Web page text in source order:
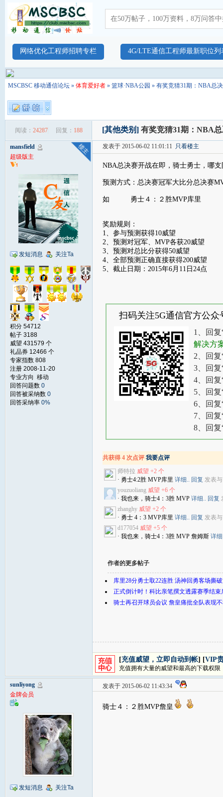
网络优化工程师招聘专栏 4G/LTE通信工程师最新职位列
MSCBSC 移动通信论坛 » 体育爱好者 » 篮球·NBA公园 » 有奖竞猜31期：NBA总
阅读： 24287 回复： 188 [其他类别] 有奖竞猜31期：NBA
mansfield
超级版主
发短消息 关注Ta
积分 54712
帖子 3188
威望 431579 个
礼品券 12466 个
专家指数 808
注册 2008-11-20
专业方向 移动
回答问题数 0
回答被采纳数 0
回答采纳率 0%
发表于 2015-06-02 11:01:11 只看楼主
NBA总决赛开战在即，骑士勇士，哪
预测方式：总决赛冠军大比分总决赛
如 勇士４：２胜MVP库里
奖励规则：
1、参与预测获得10威望
2、预测对冠军、MVP各获20威望
3、预测对总比分获得50威望
4、全部预测正确直接获得200威望
5、截止日期：2015年6月11日24点
扫码关注5G通信官方公
1、回复
解决方
2、回复
3、回复
4、回复
5、回复
6、回复
7、回复
8、回复
共获得 4 次点评 我要点评
师特拉 威望 +2 个
· 勇士4:2胜 MVP库里 详细.. 回复 发表与
youzuoliang 威望 +6 个
· 我也来，骑士4：3胜 MVP 详细.. 回复
zhanghy 威望 +2 个
· 勇士 4：3 MVP库里 详细.. 回复 发表与
d177054 威望 +5 个
· 我也来，骑士4：3胜 MVP 詹姆斯 详
作者的更多帖子
库里28分勇士取22连胜 汤神回勇客场撕
正式倒计时！科比亲笔撰文透露赛季结束
骑士再召开球员会议 詹皇痛批全队表现
[充值威望，立即自动到帐] [VIP
充值拥有大量的威望和最高的下载权限
sunliyong
金牌会员
发短消息 关注Ta
发表于 2015-06-02 11:43:34
骑士４：２胜MVP詹皇